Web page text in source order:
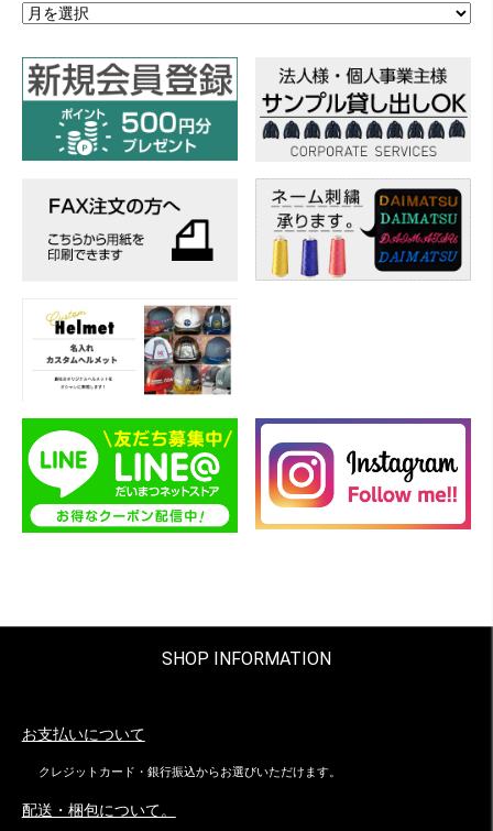
ア
ー
イ
ブ
SHOP INFORMATION
お支払いについて
クレジットカード・銀行振込からお選びいただけます。
配送・梱包について。